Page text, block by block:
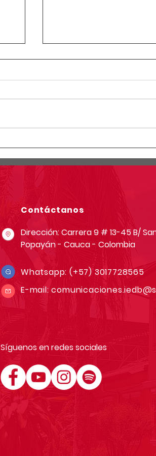
secundaria junio 12 de
Contáctanos
Dirección: Carrera 9 # 13-45 B/
Popayán - Cauca - Colombia
Whatsapp:(+57) 3017728565
E-mail:
Síguenos en redes sociales